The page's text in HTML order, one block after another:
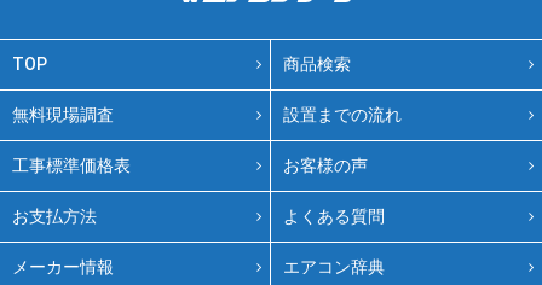
TOP 商品検索
無料現場調査 設置までの流れ
工事標準価格表 お客様の声
お支払方法 よくある質問
メーカー情報 エアコン辞典